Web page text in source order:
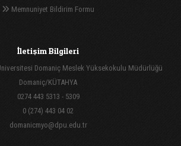
Memnuniyet Bildirim Formu
İletişim Bilgileri
Domaniç Meslek Yüksekokulu Müdürlüğü
Domaniç/KÜTAHYA
0274 443 5313 - 5309
0 (274) 443 04 02
domanicmyo@dpu.edu.tr